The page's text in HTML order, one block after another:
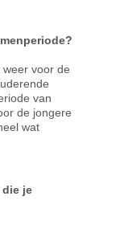
voor de
van
de jongere
wat
die je